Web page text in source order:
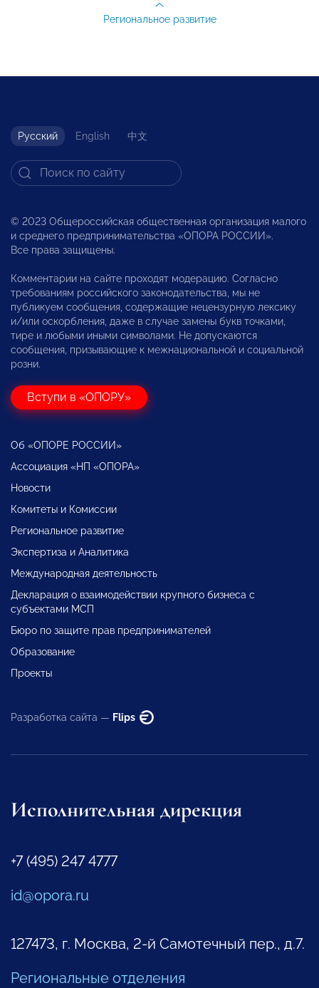
Региональное развитие
Русский English 中文
© 2023 Общероссийская общественная организация малого
и среднего предпринимательства «ОПОРА РОССИИ».
Все права защищены.
Комментарии на сайте проходят модерацию. Согласно
требованиям российского законодательства, мы не
публикуем сообщения, содержащие нецензурную лексику
и/или оскорбления, даже в случае замены букв точками,
тире и любыми иными символами. Не допускаются
сообщения, призывающие к межнациональной и социальной
розни.
Вступи в «ОПОРУ»
Об «ОПОРЕ РОССИИ»
Ассоциация «НП «ОПОРА»
Новости
Комитеты и Комиссии
Региональное развитие
Экспертиза и Аналитика
Международная деятельность
Декларация о взаимодействии крупного бизнеса с
субъектами МСП
Бюро по защите прав предпринимателей
Образование
Проекты
Разработка сайта — Flips
Исполнительная дирекция
+7 (495) 247 4777
id@opora.ru
127473, г. Москва, 2-й Самотечный пер., д.7.
Региональные отделения